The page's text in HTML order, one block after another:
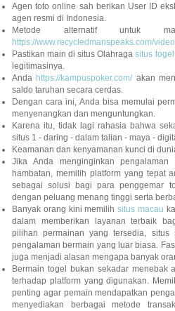
Agen toto online sah berikan User ID
agen resmi di Indonesia.
Metode alternatif untuk
https://www.recycledmanspeaks.com/
Pastikan main di situs Olahragasitus togel
legitimasinya.
Anda https://kampuspoker.com/akan
saldo taruhan secara cerdas.
Dengan cara ini, Anda bisa memulai
menyenangkan dan menguntungkan.
Karena itu, tidak lagi rahasia bahwa
situs 1 - daring - dalam talian - maya -
Keamanan dan kenyamanan kunci di
Jika Anda menginginkan
hambatan, memilih platform yang tepat
sebagai solusi bagi para penggemar
dengan peluang menang tinggi serta
Banyak orang kini memilihsitus macau
dalam memberikan layanan terbaik
pilihan permainan yang tersedia, situs
pengalaman bermain yang luar biasa.
juga menjadi alasan mengapa banyak
Bermain togel bukan sekadar menebak
terhadap platform yang digunakan.
penting agar pemain mendapatkan
menyediakan berbagai metode